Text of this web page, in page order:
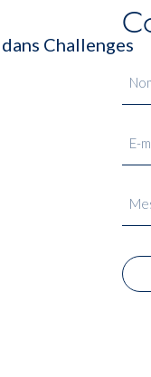
Challenges